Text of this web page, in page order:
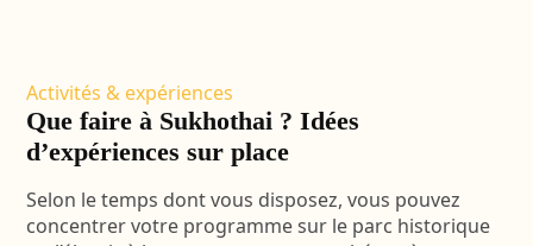
Activités & expériences
Que faire à Sukhothai ? Idées
d’expériences sur place
Selon le temps dont vous disposez, vous pouvez
concentrer votre programme sur le parc historique